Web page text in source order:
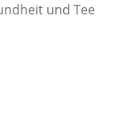
und Tee